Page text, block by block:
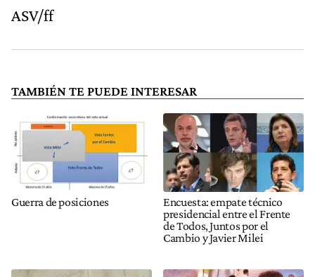
ASV/ff
TAMBIÉN TE PUEDE INTERESAR
Guerra de posiciones
Encuesta: empate técnico
presidencial entre el Frente
de Todos, Juntos por el
Cambio y Javier Milei